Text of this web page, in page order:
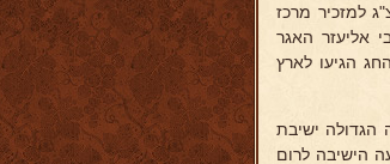
למזכיר מרכז
אליעזר האגר
הגיעו לארץ
הגדולה ישיבת
הישיבה לרום